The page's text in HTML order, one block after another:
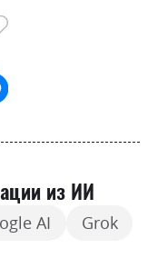
из ИИ
AI Grok